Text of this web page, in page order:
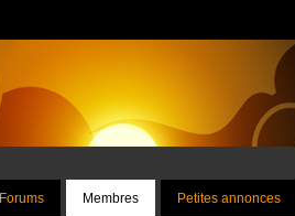
Forums Membres Petites annonces